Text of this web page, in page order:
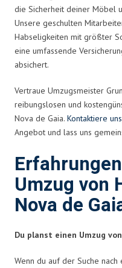
die Sicherheit deiner Möbel
Unsere geschulten
Habseligkeiten mit größter
eine umfassende
absichert.
Vertraue Umzugsmeister
reibungslosen und
Nova de Gaia. Kontaktiere uns
Angebot und lass uns
Umzug von
Nova de
Du planst einen Umzug
Wenn du auf der Suche